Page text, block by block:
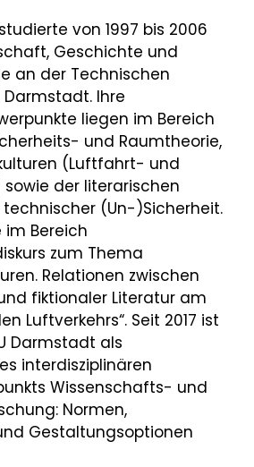
von 1997 bis 2006
Geschichte und
an der Technischen
Ihre
liegen im Bereich
und Raumtheorie,
(Luftfahrt- und
der literarischen
(Un-)Sicherheit.
im Bereich
zum Thema
Relationen zwischen
fiktionaler Literatur am
Luftverkehrs“. Seit 2017 ist
Darmstadt als
interdisziplinären
Wissenschafts- und
Normen,
Gestaltungsoptionen